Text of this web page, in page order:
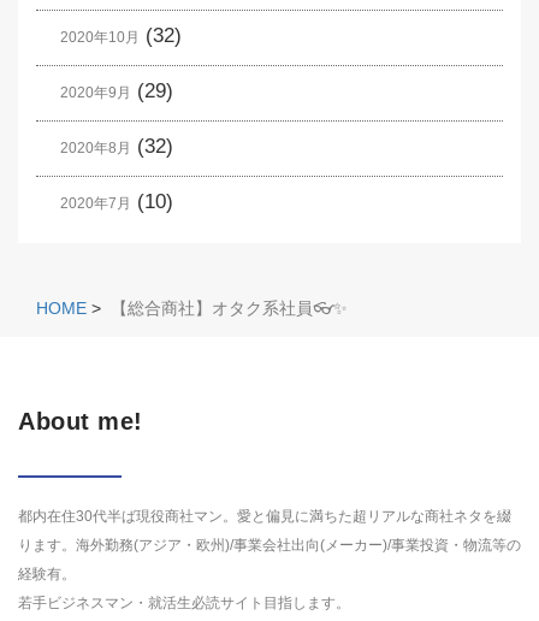
2020年10月 (32)
2020年9月 (29)
2020年8月 (32)
2020年7月 (10)
HOME > 【総合商社】オタク系社員👓✨
About me!
都内在住30代半ば現役商社マン。愛と偏見に満ちた超リアルな商社ネタを綴
ります。海外勤務(アジア・欧州)/事業会社出向(メーカー)/事業投資・物流等の
経験有。
若手ビジネスマン・就活生必読サイト目指します。